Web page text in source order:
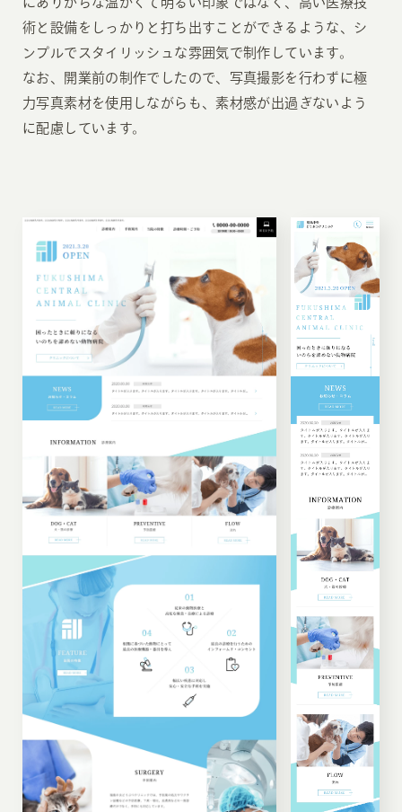
術と設備をしっかりと打ち出すことができるような、シ
ンプルでスタイリッシュな雰囲気で制作しています。
なお、開業前の制作でしたので、写真撮影を行わずに極
力写真素材を使用しながらも、素材感が出過ぎないよう
に配慮しています。